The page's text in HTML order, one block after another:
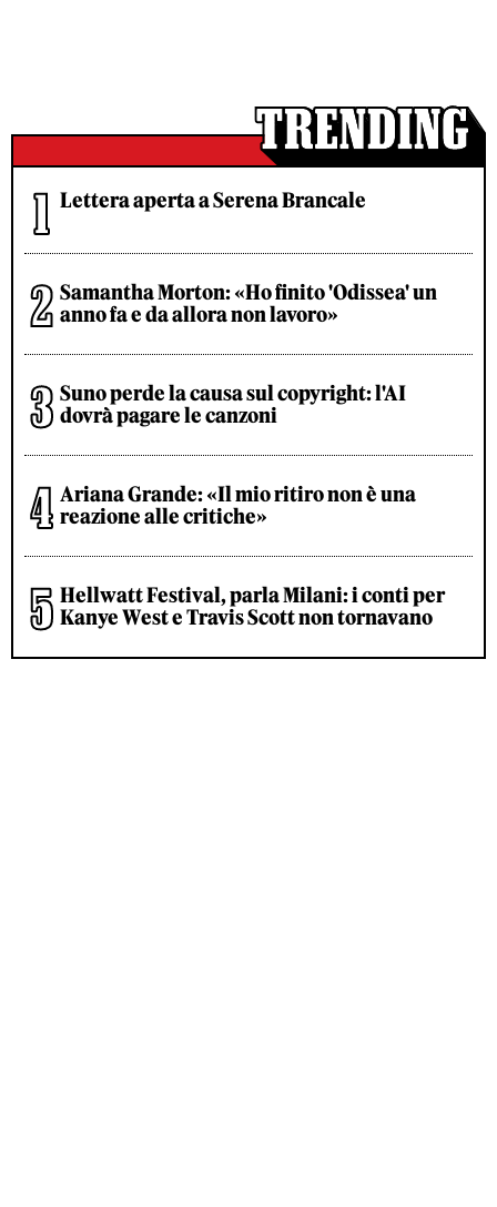
Lettera aperta a Serena Brancale
Samantha Morton: «Ho finito 'Odissea' un
anno fa e da allora non lavoro»
Suno perde la causa sul copyright: l'AI
dovrà pagare le canzoni
Ariana Grande: «Il mio ritiro non è una
reazione alle critiche»
Hellwatt Festival, parla Milani: i conti per
Kanye West e Travis Scott non tornavano